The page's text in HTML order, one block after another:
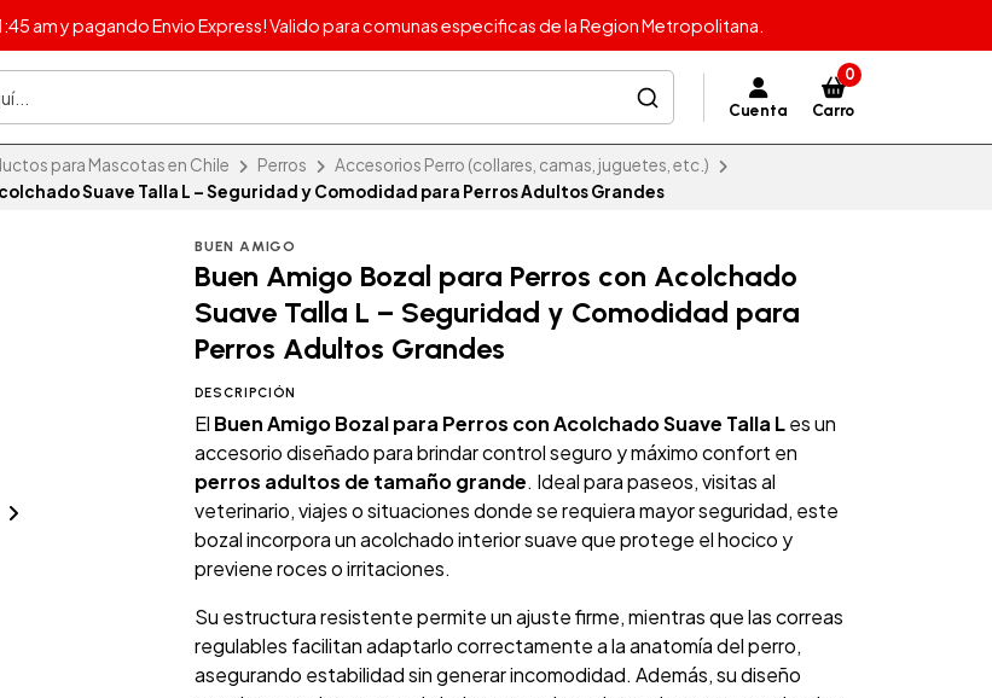
am y pagando Envio Express! Valido para comunas especificas de la Region Metropolitana.
Cuenta
0
Carro
para Mascotas en Chile Perros
Accesorios Perro (collares, camas, juguetes, etc.)
Suave Talla L – Seguridad y Comodidad para Perros Adultos Grandes
BUEN AMIGO
Buen Amigo Bozal para Perros con Acolchado
Suave Talla L – Seguridad y Comodidad para
Perros Adultos Grandes
DESCRIPCIÓN
El Buen Amigo Bozal para Perros con Acolchado Suave Talla Les un
accesorio diseñado para brindar control seguro y máximo confort en
perros adultos de tamaño grande. Ideal para paseos, visitas al
veterinario, viajes o situaciones donde se requiera mayor seguridad, este
bozal incorpora un acolchado interior suave que protege el hocico y
previene roces o irritaciones.
Su estructura resistente permite un ajuste firme, mientras que las correas
regulables facilitan adaptarlo correctamente a la anatomía del perro,
asegurando estabilidad sin generar incomodidad. Además, su diseño